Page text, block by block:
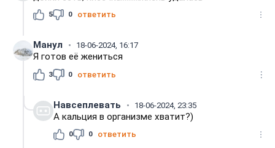
5 0 ответить
Манул 18-06-2024, 16:17
Я готов её жениться
3 0 ответить
Навсеплевать 18-06-2024, 23:35
А кальция в организме хватит?)
0 0 ответить